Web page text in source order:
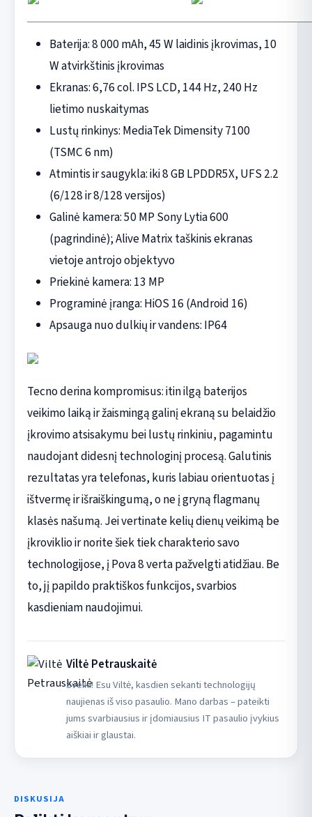
Baterija: 8 000 mAh, 45 W laidinis įkrovimas, 10
W atvirkštinis įkrovimas
Ekranas: 6,76 col. IPS LCD, 144 Hz, 240 Hz
lietimo nuskaitymas
Lustų rinkinys: MediaTek Dimensity 7100
(TSMC 6 nm)
Atmintis ir saugykla: iki 8 GB LPDDR5X, UFS 2.2
(6/128 ir 8/128 versijos)
Galinė kamera: 50 MP Sony Lytia 600
(pagrindinė); Alive Matrix taškinis ekranas
vietoje antrojo objektyvo
Priekinė kamera: 13 MP
Programinė įranga: HiOS 16 (Android 16)
Apsauga nuo dulkių ir vandens: IP64
Tecno derina kompromisus: itin ilgą baterijos
veikimo laiką ir žaismingą galinį ekraną su belaidžio
įkrovimo atsisakymu bei lustų rinkiniu, pagamintu
naudojant didesnį technologinį procesą. Galutinis
rezultatas yra telefonas, kuris labiau orientuotas į
ištvermę ir išraiškingumą, o ne į gryną flagmanų
klasės našumą. Jei vertinate kelių dienų veikimą be
įkroviklio ir norite šiek tiek charakterio savo
technologijose, į Pova 8 verta pažvelgti atidžiau. Be
to, jį papildo praktiškos funkcijos, svarbios
kasdieniam naudojimui.
Viltė Petrauskaitė
Sveiki! Esu Viltė, kasdien sekanti technologijų
naujienas iš viso pasaulio. Mano darbas – pateikti
jums svarbiausius ir įdomiausius IT pasaulio įvykius
aiškiai ir glaustai.
DISKUSIJA